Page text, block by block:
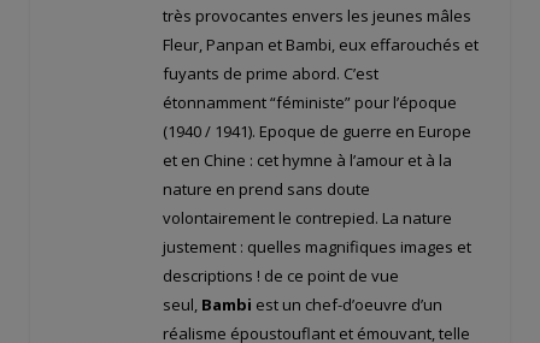
très provocantes envers les jeunes mâles
Fleur, Panpan et Bambi, eux effarouchés et
fuyants de prime abord. C’est
étonnamment “féministe” pour l’époque
(1940 / 1941). Epoque de guerre en Europe
et en Chine : cet hymne à l’amour et à la
nature en prend sans doute
volontairement le contrepied. La nature
justement : quelles magnifiques images et
descriptions ! de ce point de vue
seul, Bambi est un chef-d’oeuvre d’un
réalisme époustouflant et émouvant, telle